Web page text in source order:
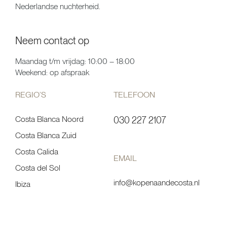
Nederlandse nuchterheid.
Neem contact op
Maandag t/m vrijdag: 10:00 – 18:00
Weekend: op afspraak
REGIO’S
Costa Blanca Noord
Costa Blanca Zuid
Costa Calida
Costa del Sol
Ibiza
TELEFOON
030 227 2107
EMAIL
info@kopenaandecosta.nl